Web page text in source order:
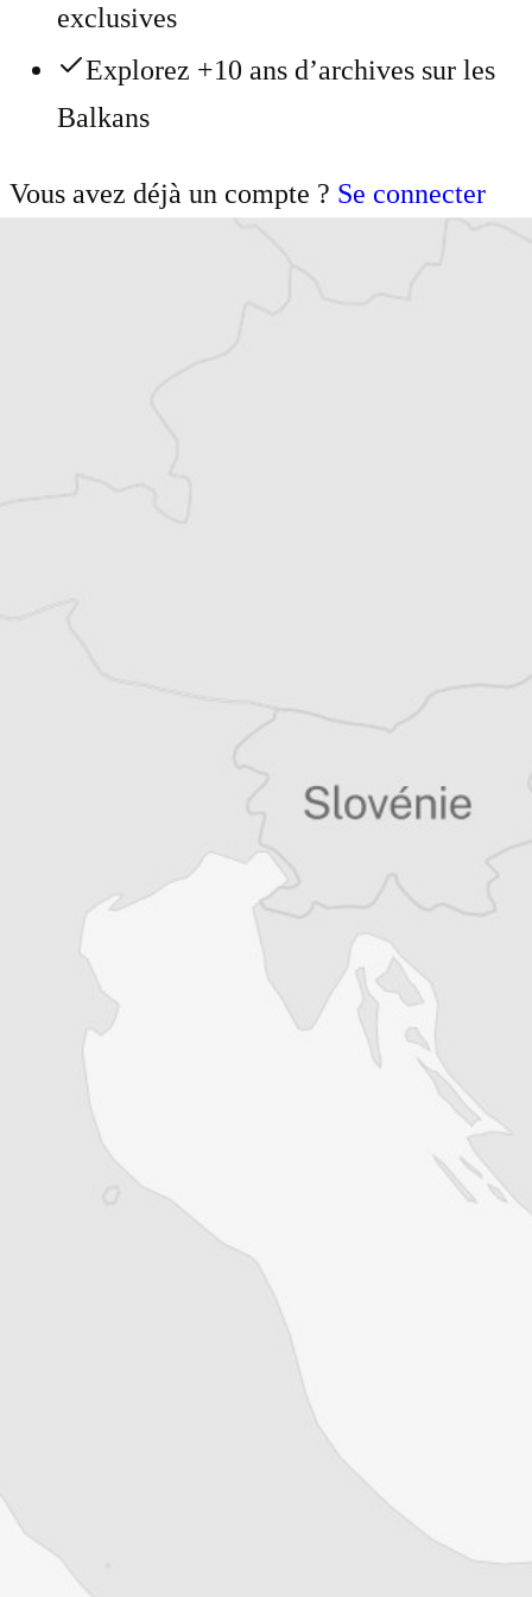
exclusives
Explorez +10 ans d’archives sur les
Balkans
Vous avez déjà un compte ? Se connecter